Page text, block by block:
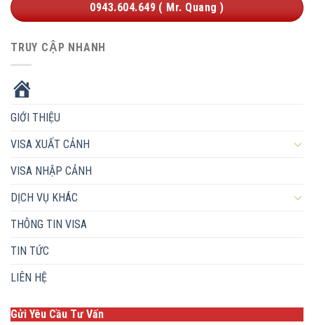
0943.604.649 ( Mr. Quang )
TRUY CẬP NHANH
GIỚI THIỆU
VISA XUẤT CẢNH
VISA NHẬP CẢNH
DỊCH VỤ KHÁC
THÔNG TIN VISA
TIN TỨC
LIÊN HỆ
Gửi Yêu Cầu Tư Vấn